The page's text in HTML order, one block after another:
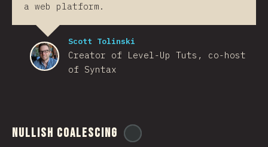
a web platform.
Scott Tolinski
Creator of Level-Up Tuts, co-host
of Syntax
Nullish Coalescing